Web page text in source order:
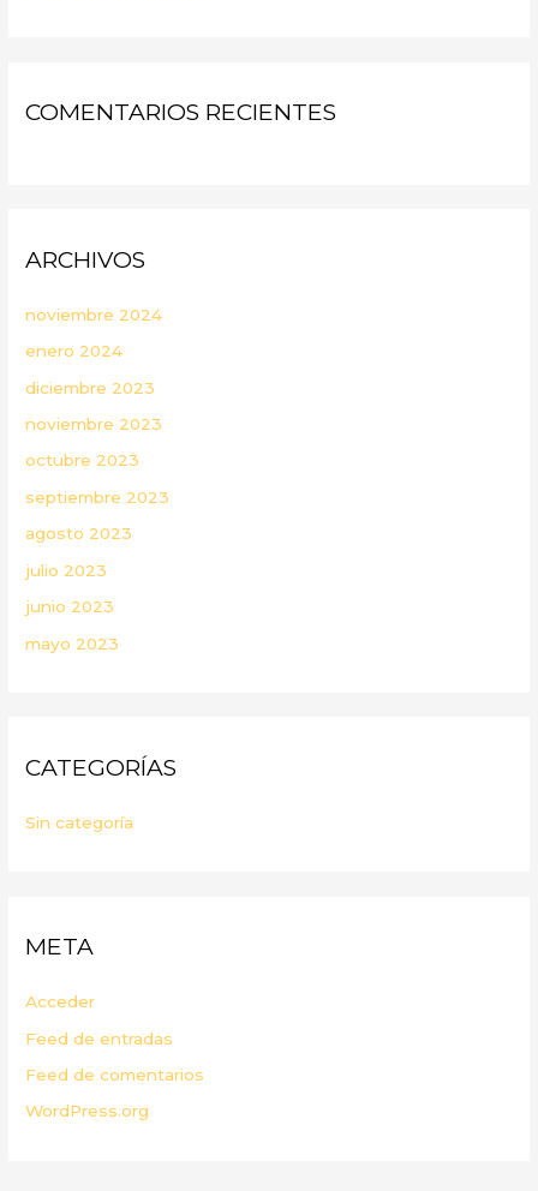
COMENTARIOS RECIENTES
ARCHIVOS
noviembre 2024
enero 2024
diciembre 2023
noviembre 2023
octubre 2023
septiembre 2023
agosto 2023
julio 2023
junio 2023
mayo 2023
CATEGORÍAS
Sin categoría
META
Acceder
Feed de entradas
Feed de comentarios
WordPress.org